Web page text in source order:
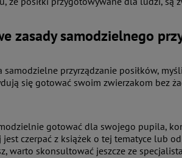
zasady samodzielnego
samodzielne przyrządzanie posiłków,
się gotować swoim zwierzakom bez
gotować dla swojego pupila,
czerpać z książek o tej tematyce lub
warto skonsultować jeszcze ze